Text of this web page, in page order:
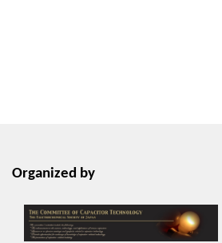
Organized by